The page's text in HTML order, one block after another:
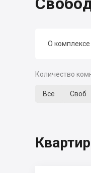
О комплексе
Количество
Все Своб